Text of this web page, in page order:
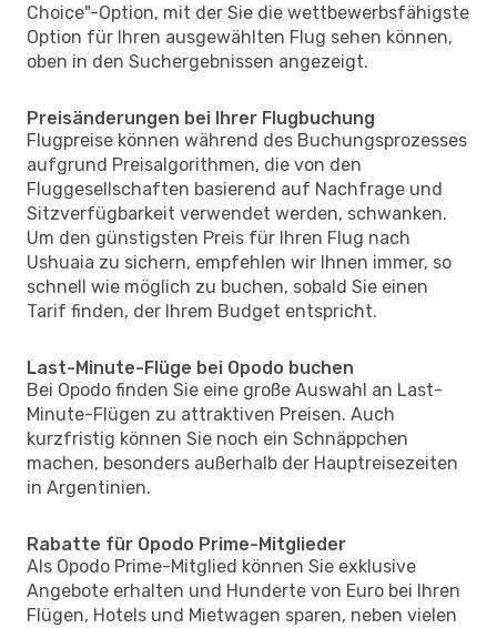
Choice"-Option, mit der Sie die wettbewerbsfähigste
Option für Ihren ausgewählten Flug sehen können,
oben in den Suchergebnissen angezeigt.
Preisänderungen bei Ihrer Flugbuchung
Flugpreise können während des Buchungsprozesses
aufgrund Preisalgorithmen, die von den
Fluggesellschaften basierend auf Nachfrage und
Sitzverfügbarkeit verwendet werden, schwanken.
Um den günstigsten Preis für Ihren Flug nach
Ushuaia zu sichern, empfehlen wir Ihnen immer, so
schnell wie möglich zu buchen, sobald Sie einen
Tarif finden, der Ihrem Budget entspricht.
Last-Minute-Flüge bei Opodo buchen
Bei Opodo finden Sie eine große Auswahl an Last-
Minute-Flügen zu attraktiven Preisen. Auch
kurzfristig können Sie noch ein Schnäppchen
machen, besonders außerhalb der Hauptreisezeiten
in Argentinien.
Rabatte für Opodo Prime-Mitglieder
Als Opodo Prime-Mitglied können Sie exklusive
Angebote erhalten und Hunderte von Euro bei Ihren
Flügen, Hotels und Mietwagen sparen, neben vielen